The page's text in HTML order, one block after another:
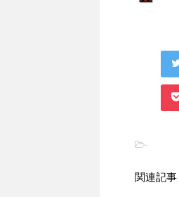
-
関連記事